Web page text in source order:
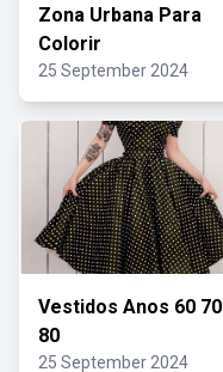
Zona Urbana Para
Colorir
25 September 2024
Vestidos Anos 60 70
80
25 September 2024